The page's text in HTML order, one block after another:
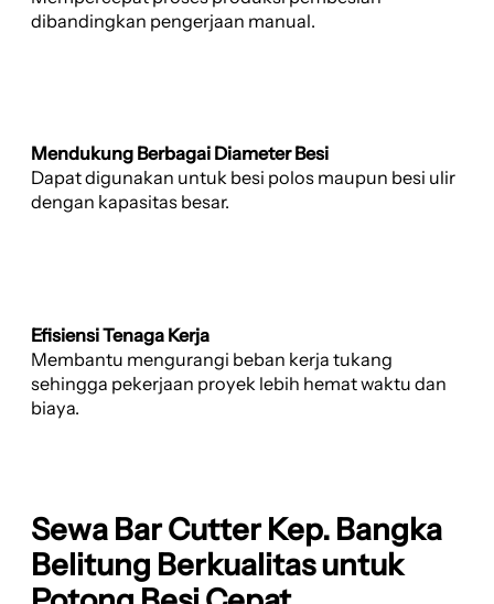
dibandingkan pengerjaan manual.
Mendukung Berbagai Diameter Besi
Dapat digunakan untuk besi polos maupun besi ulir
dengan kapasitas besar.
Efisiensi Tenaga Kerja
Membantu mengurangi beban kerja tukang
sehingga pekerjaan proyek lebih hemat waktu dan
biaya.
Sewa Bar Cutter Kep. Bangka
Belitung Berkualitas untuk